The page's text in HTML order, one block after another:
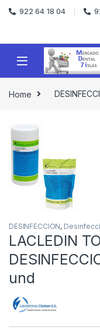
Skip to navigation
Skip to content
922 64 18 04
Home
DESINFECCION,
LACLEDIN
und